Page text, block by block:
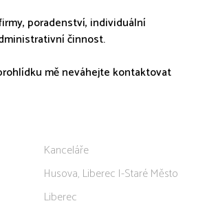
poradenství, individuální
činnost.
mě neváhejte kontaktovat
Kanceláře
Husova, Liberec I-Staré Město
Liberec